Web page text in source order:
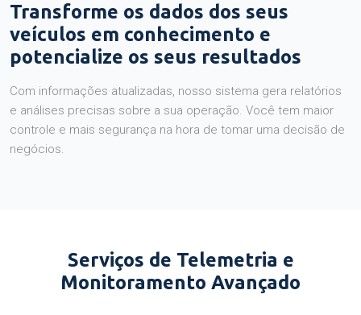
Transforme os dados dos seus
veículos em conhecimento e
potencialize os seus resultados
Com informações atualizadas, nosso sistema gera relatórios
e análises precisas sobre a sua operação. Você tem maior
controle e mais segurança na hora de tomar uma decisão de
negócios.
Serviços de Telemetria e
Monitoramento Avançado